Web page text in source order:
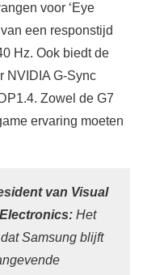
voor ‘Eye
een responstijd
Hz. Ook biedt de
NVIDIA G-Sync
Zowel de G7
ervaring moeten
van Visual
Het
Samsung blijft